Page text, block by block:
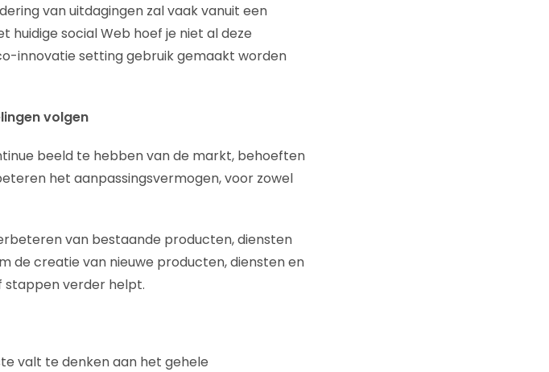
van uitdagingen zal vaak vanuit een
huidige social Web hoef je niet al deze
innovatie setting gebruik gemaakt worden
volgen
beeld te hebben van de markt, behoeften
het aanpassingsvermogen, voor zowel
van bestaande producten, diensten
de creatie van nieuwe producten, diensten en
stappen verder helpt.
valt te denken aan het gehele